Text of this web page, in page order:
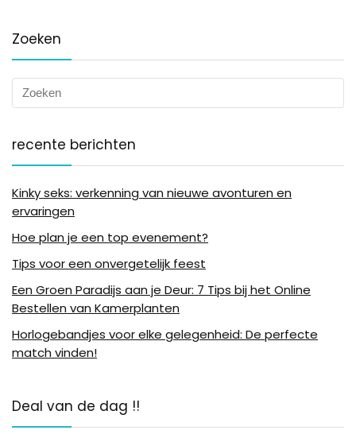
Zoeken
recente berichten
Kinky seks: verkenning van nieuwe avonturen en
ervaringen
Hoe plan je een top evenement?
Tips voor een onvergetelijk feest
Een Groen Paradijs aan je Deur: 7 Tips bij het Online
Bestellen van Kamerplanten
Horlogebandjes voor elke gelegenheid: De perfecte
match vinden!
Deal van de dag !!